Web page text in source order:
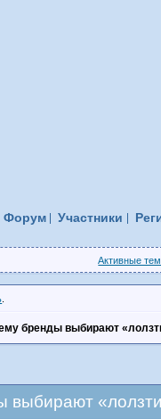
Форум Участники
Активные
бренды выбирают
выбирают